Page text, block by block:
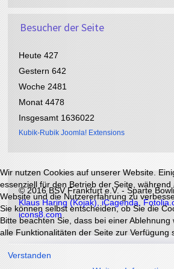
r a
t
Besucher der Seite
Heute427
Gestern642
Woche2481
Monat4478
Insgesamt 1636022
Kubik-Rubik Joomla! Extensions
©2016 BSV Frankfurt e.V. - Sparte
Klaus Haring (Kojak), iCagenda ,
icons8.com
Wir nutzen Cookies auf unserer Website.
essenziell für den Betrieb der Seite,
Website und die Nutzererfahrung zu
Sie können selbst entscheiden, ob Sie die
Bitte beachten Sie, dass bei einer
alle Funktionalitäten der Seite zur Verfügung
Verstanden